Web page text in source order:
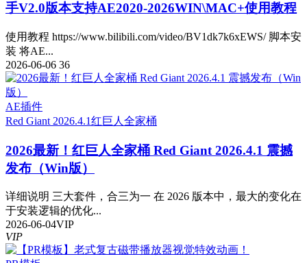
手V2.0版本支持AE2020-2026WIN\MAC+使用教程
使用教程 https://www.bilibili.com/video/BV1dk7k6xEWS/ 脚本安
装 将AE...
2026-06-06 36
AE插件
Red Giant 2026.4.1红巨人全家桶
2026最新！红巨人全家桶 Red Giant 2026.4.1 震撼
发布（Win版）
详细说明 三大套件，合三为一 在 2026 版本中，最大的变化在
于安装逻辑的优化...
2026-06-04VIP
VIP